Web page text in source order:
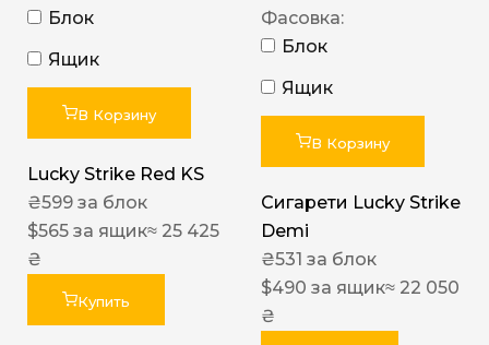
Блок
Ящик
В Корзину
Lucky Strike Red KS
₴599 за блок
$565 за ящик≈ 25 425
₴
Купить
Фасовка:
Блок
Ящик
В Корзину
Сигарети Lucky Strike
Demi
₴531 за блок
$490 за ящик≈ 22 050
₴